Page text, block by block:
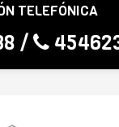
TELEFÓNICA
/